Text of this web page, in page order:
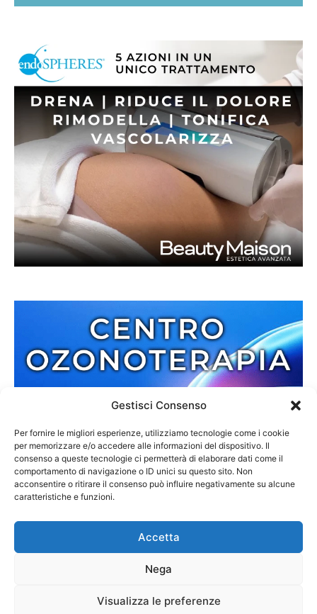
Gestisci Consenso
Per fornire le migliori esperienze, utilizziamo tecnologie come i cookie
per memorizzare e/o accedere alle informazioni del dispositivo. Il
consenso a queste tecnologie ci permetterà di elaborare dati come il
comportamento di navigazione o ID unici su questo sito. Non
acconsentire o ritirare il consenso può influire negativamente su alcune
caratteristiche e funzioni.
Accetta
Nega
Visualizza le preferenze
Contatti Cookie Policy Privacy Policy